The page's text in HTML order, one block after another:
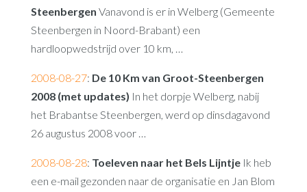
Steenbergen Vanavond is er in Welberg (Gemeente
Steenbergen in Noord-Brabant) een
hardloopwedstrijd over 10 km, …
2008-08-27: De 10 Km van Groot-Steenbergen
2008 (met updates) In het dorpje Welberg, nabij
het Brabantse Steenbergen, werd op dinsdagavond
26 augustus 2008 voor …
2008-08-28: Toeleven naar het Bels LijntjeIk heb
een e-mail gezonden naar de organisatie en Jan Blom